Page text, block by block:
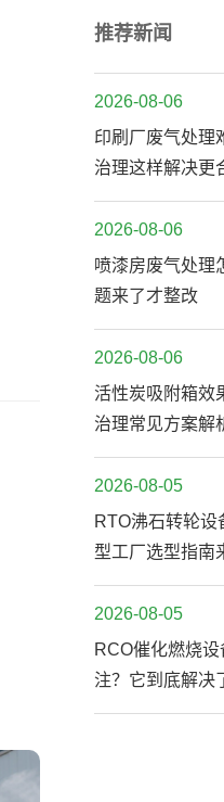
推荐新闻
2026-08-06
印刷厂废气处理
治理这样解决更
2026-08-06
喷漆房废气处理
题来了才整改
2026-08-06
活性炭吸附箱效
治理常见方案解
2026-08-05
RTO沸石转轮设
型工厂选型指南
2026-08-05
RCO催化燃烧
注？它到底解决